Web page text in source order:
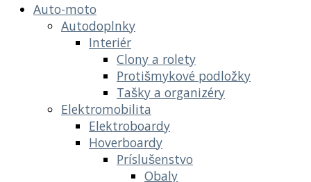
Auto-moto
Autodoplnky
Interiér
Clony a rolety
Protišmykové podložky
Tašky a organizéry
Elektromobilita
Elektroboardy
Hoverboardy
Príslušenstvo
Obaly